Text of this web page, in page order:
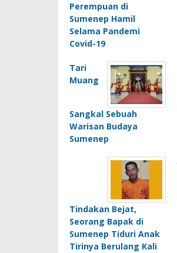
Perempuan di
Sumenep Hamil
Selama Pandemi
Covid-19
Tari
Muang
Sangkal Sebuah
Warisan Budaya
Sumenep
Tindakan Bejat,
Seorang Bapak di
Sumenep Tiduri Anak
Tirinya Berulang Kali